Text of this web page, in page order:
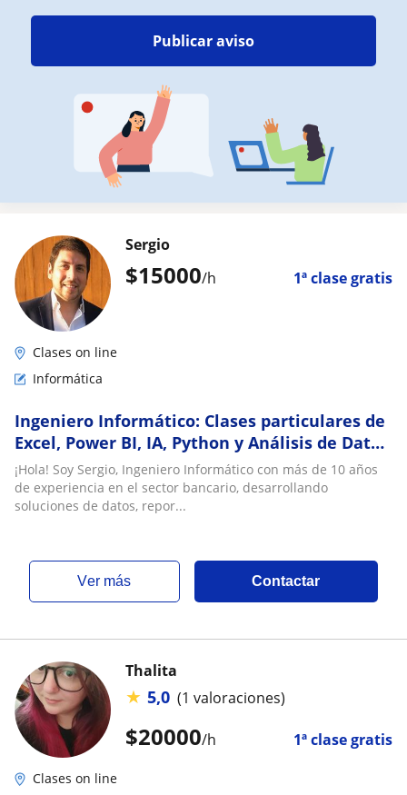
Publicar aviso
$15000/h 1ª clase gratis
Sergio
Clases on line
Informática
Ingeniero Informático: Clases particulares de
Excel, Power BI, IA, Python y Análisis de Datos
desde cero
​¡Hola! Soy Sergio, Ingeniero Informático con más de 10 años
de experiencia en el sector bancario, desarrollando
soluciones de datos, repor...
ver más Contactar
$20000/h 1ª clase gratis
Thalita
★ 5,0 (1 valoraciones)
Clases on line